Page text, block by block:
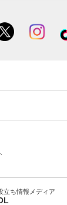
立ち情報メディア